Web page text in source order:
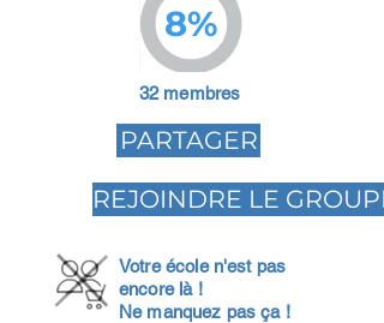
8%
32 membres
PARTAGER
REJOINDRE LE GROUPE
Votre école n'est pas
encore là !
Ne manquez pas ça !